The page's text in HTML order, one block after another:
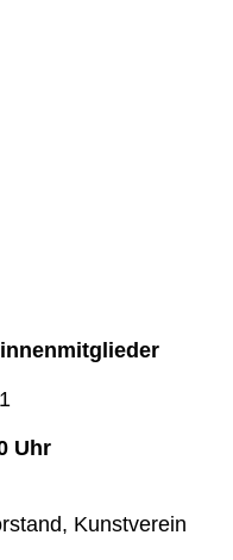
Uhr
Kunstverein